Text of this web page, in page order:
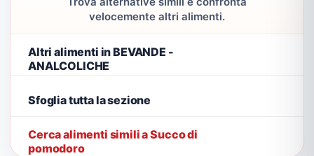
velocemente altri alimenti.
Altri alimenti in BEVANDE -
ANALCOLICHE
Sfoglia tutta la sezione
Cerca alimenti simili a Succo di
pomodoro